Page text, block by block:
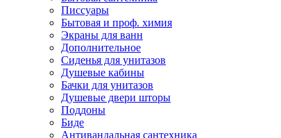
Писсуары
Бытовая и проф. химия
Экраны для ванн
Дополнительное
Сиденья для унитазов
Душевые кабины
Бачки для унитазов
Душевые двери шторы
Поддоны
Биде
Антивандальная сантехника